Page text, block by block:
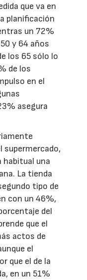
que va en
planificación
un 72%
y 64 años
los 65 sólo lo
de los
en el
asegura
supermercado,
habitual una
La tienda
tipo de
con un 46%,
del
que el
actos de
el
que el de la
en un 51%